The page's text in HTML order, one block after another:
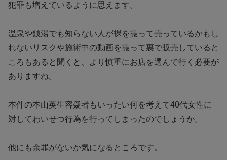
犯罪も増えているように思えます。
温泉や銭湯でも知らない人が裸を撮って売っているかもし
れないリスクや施術中の動画を撮って裏で販売していると
ころもあると聞くと、より慎重にお店を選んで行く必要が
ありますね。
本件の本山英生容疑者もいったい何を考えて40代女性に
対してわいせつ行為を行ってしまったのでしょうか。
他にも余罪がないか気になるところです。